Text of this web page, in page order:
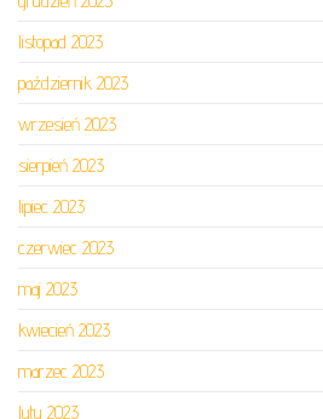
listopad 2023
październik 2023
wrzesień 2023
sierpień 2023
lipiec 2023
czerwiec 2023
maj 2023
kwiecień 2023
marzec 2023
luty 2023